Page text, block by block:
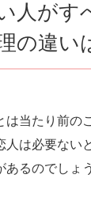
人がす
の違い
は当たり前の
人は必要ない
あるのでしょ